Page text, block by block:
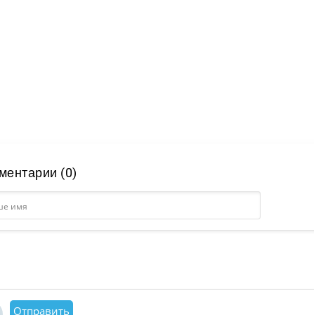
(0)
Отправить